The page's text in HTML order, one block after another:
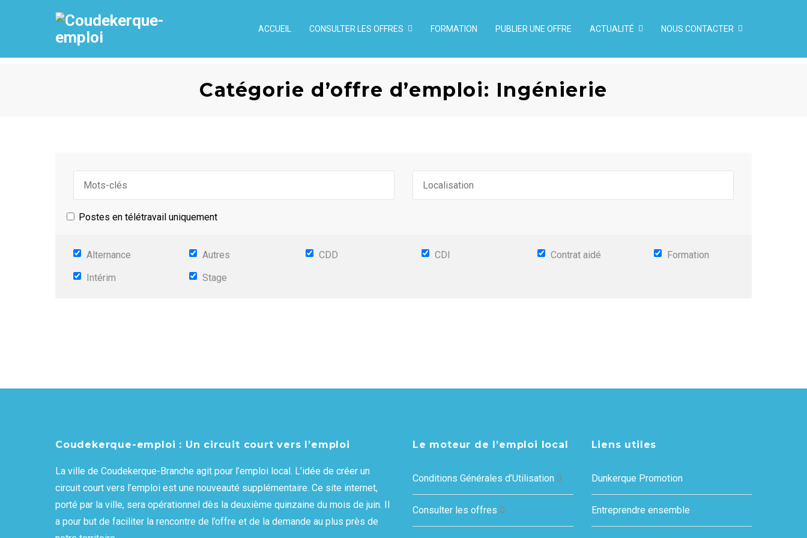
ACCUEIL CONSULTER LES OFFRES FORMATION PUBLIER UNE OFFRE ACTUALITÉ NOUS CONTACTER
Catégorie d’offre d’emploi: Ingénierie
Postes en télétravail uniquement
Alternance Autres CDD CDI Contrat aidé
Formation
Intérim
Stage
Coudekerque-emploi : Un circuit court vers l’emploi
La ville de Coudekerque-Branche agit pour l’emploi local. L’idée de créer un
circuit court vers l’emploi est une nouveauté supplémentaire. Ce site internet,
porté par la ville, sera opérationnel dès la deuxième quinzaine du mois de juin. Il
a pour but de faciliter la rencontre de l’offre et de la demande au plus près de
Le moteur de l’emploi local
Conditions Générales d’Utilisation 0
Consulter les offres 0
Liens utiles
Dunkerque Promotion
Entreprendre ensemble